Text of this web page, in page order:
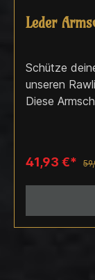
Leder
Schütze
unseren
Diese
sicher an
perfekte
41,93 €*